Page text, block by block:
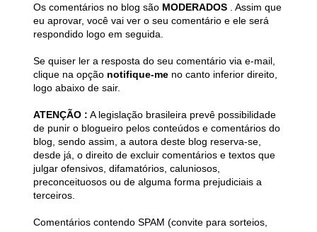
Os comentários no blog são MODERADOS
. Assim que
eu aprovar, você vai ver o seu comentário e ele será
respondido logo em seguida.
Se quiser ler a resposta do seu comentário via e-mail,
clique na opção notifique-me no canto inferior direito,
logo abaixo de sair.
ATENÇÃO : A legislação brasileira prevê possibilidade
de punir o blogueiro pelos conteúdos e comentários do
blog, sendo assim, a autora deste blog reserva-se,
desde já, o direito de excluir comentários e textos que
julgar ofensivos, difamatórios, caluniosos,
preconceituosos ou de alguma forma prejudiciais a
terceiros.
Comentários contendo SPAM (convite para sorteios,